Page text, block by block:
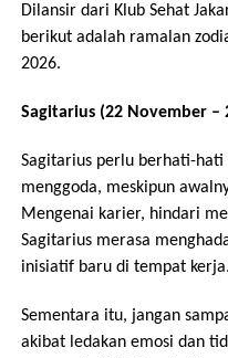
Dilansir dari Klub Sehat
berikut adalah ramalan
2026.
Sagitarius (22 November –
Sagitarius perlu berhati-hati
menggoda, meskipun
Mengenai karier, hindari
Sagitarius merasa
inisiatif baru di tempat kerja.
Sementara itu, jangan
akibat ledakan emosi dan